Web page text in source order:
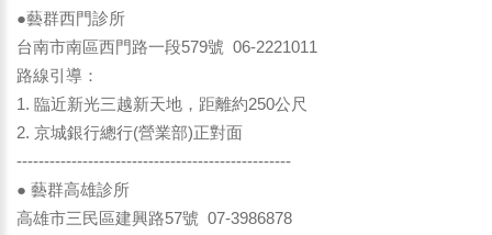
●藝群西門診所
台南市南區西門路一段579號 06-2221011
路線引導：
1. 臨近新光三越新天地，距離約250公尺
2. 京城銀行總行(營業部)正對面
--------------------------------------------------
● 藝群高雄診所
高雄市三民區建興路57號 07-3986878